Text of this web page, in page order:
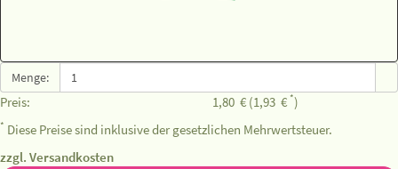
Menge:
Preis: 1,80 € (1,93 € *)
* Diese Preise sind inklusive der gesetzlichen Mehrwertsteuer.
zzgl. Versandkosten